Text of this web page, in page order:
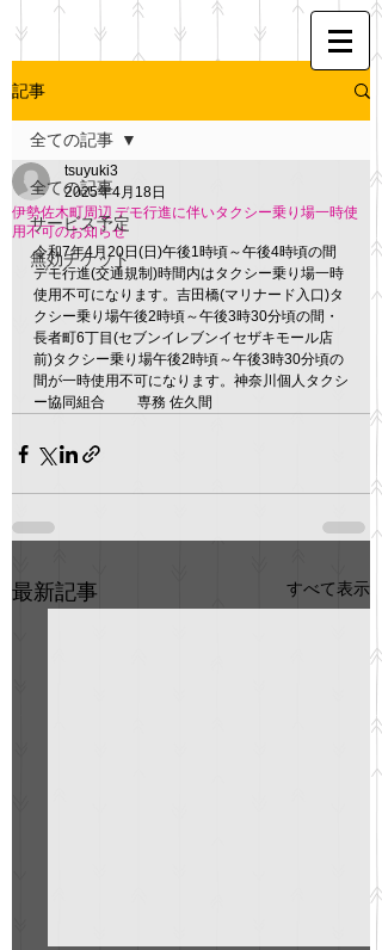
記事
全ての記事
サービス予定
無効チケット
全ての記事
伊勢佐木町周辺 デモ行進に伴いタクシー乗り場一時使
用不可のお知らせ
tsuyuki3
2025年4月18日
令和7年4月20日(日)午後1時頃～午後4時頃の間
デモ行進(交通規制)時間内はタクシー乗り場一時
使用不可になります。吉田橋(マリナード入口)タ
クシー乗り場午後2時頃～午後3時30分頃の間・
長者町6丁目(セブンイレブンイセザキモール店
前)タクシー乗り場午後2時頃～午後3時30分頃の
間が一時使用不可になります。神奈川個人タクシ
ー協同組合 　　専務 佐久間
最新記事 すべて表示